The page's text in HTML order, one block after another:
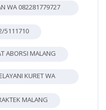
WA 082281779727
5111710
ABORSI MALANG
KURET WA
MALANG